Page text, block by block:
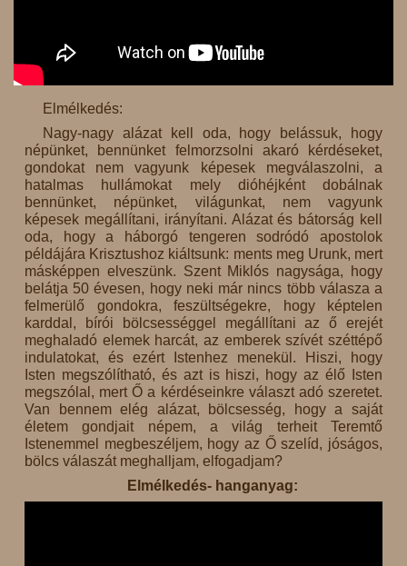
Elmélkedés:
Nagy-nagy alázat kell oda, hogy belássuk, hogy
népünket, bennünket felmorzsolni akaró kérdéseket,
gondokat nem vagyunk képesek megválaszolni, a
hatalmas hullámokat mely dióhéjként dobálnak
bennünket, népünket, világunkat, nem vagyunk
képesek megállítani, irányítani. Alázat és bátorság kell
oda, hogy a háborgó tengeren sodródó apostolok
példájára Krisztushoz kiáltsunk: ments meg Urunk, mert
másképpen elveszünk. Szent Miklós nagysága, hogy
belátja 50 évesen, hogy neki már nincs több válasza a
felmerülő gondokra, feszültségekre, hogy képtelen
karddal, bírói bölcsességgel megállítani az ő erejét
meghaladó elemek harcát, az emberek szívét széttépő
indulatokat, és ezért Istenhez menekül. Hiszi, hogy
Isten megszólítható, és azt is hiszi, hogy az élő Isten
megszólal, mert Ő a kérdéseinkre választ adó szeretet.
Van bennem elég alázat, bölcsesség, hogy a saját
életem gondjait népem, a világ terheit Teremtő
Istenemmel megbeszéljem, hogy az Ő szelíd, jóságos,
bölcs válaszát meghalljam, elfogadjam?
Elmélkedés- hanganyag: